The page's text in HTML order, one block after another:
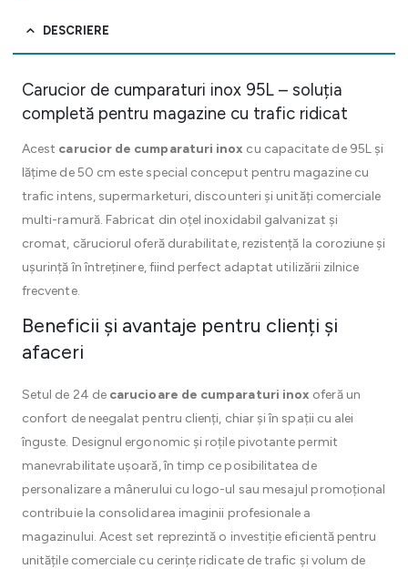
DESCRIERE
Carucior de cumparaturi inox 95L – soluția
completă pentru magazine cu trafic ridicat
Acest carucior de cumparaturi inox cu capacitate de 95L și
lățime de 50 cm este special conceput pentru magazine cu
trafic intens, supermarketuri, discounteri și unități comerciale
multi-ramură. Fabricat din oțel inoxidabil galvanizat și
cromat, căruciorul oferă durabilitate, rezistență la coroziune și
ușurință în întreținere, fiind perfect adaptat utilizării zilnice
frecvente.
Beneficii și avantaje pentru clienți și
afaceri
Setul de 24 de carucioare de cumparaturi inox oferă un
confort de neegalat pentru clienți, chiar și în spații cu alei
înguste. Designul ergonomic și roțile pivotante permit
manevrabilitate ușoară, în timp ce posibilitatea de
personalizare a mânerului cu logo-ul sau mesajul promoțional
contribuie la consolidarea imaginii profesionale a
magazinului. Acest set reprezintă o investiție eficientă pentru
unitățile comerciale cu cerințe ridicate de trafic și volum de